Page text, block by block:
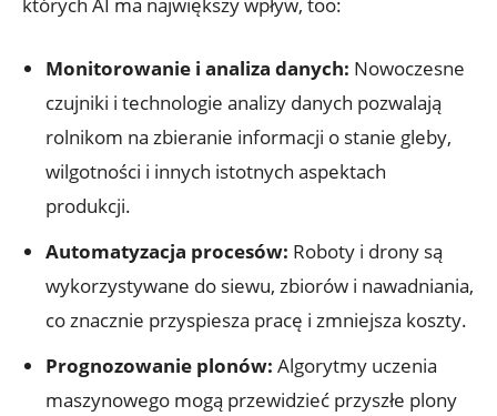
Monitorowanie i analiza danych: Nowoczesne
czujniki i technologie analizy danych pozwalają
rolnikom na zbieranie informacji o stanie gleby,
wilgotności i innych istotnych aspektach
produkcji.
Automatyzacja procesów: Roboty i drony są
wykorzystywane do siewu, zbiorów i nawadniania,
co znacznie przyspiesza pracę i zmniejsza koszty.
Prognozowanie plonów: Algorytmy uczenia
maszynowego mogą przewidzieć przyszłe plony